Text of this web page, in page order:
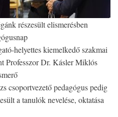
részesült elismerésben
helyettes kiemelkedő szakmai
Professzor Dr. Kásler Miklós
csoportvezető pedagógus pedig
a tanulók nevelése, oktatása